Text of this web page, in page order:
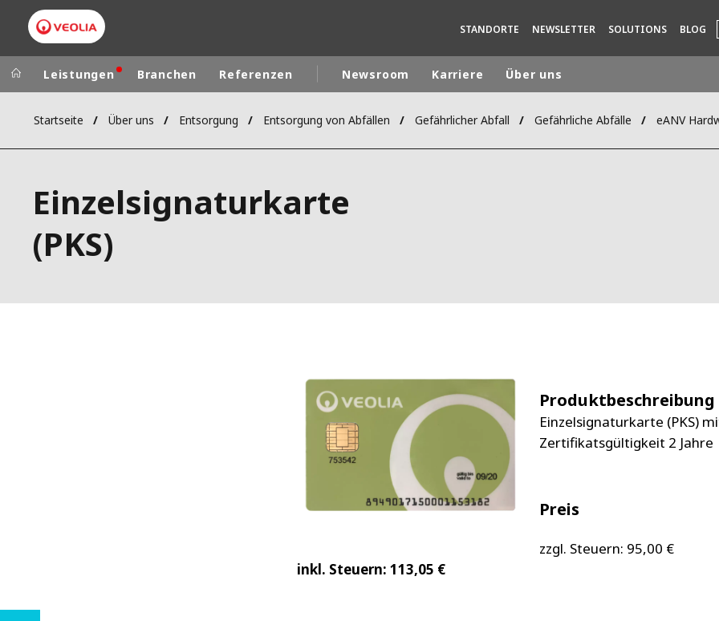
STANDORTE NEWSLETTER SOLUTIONS BLOG
Veolia Group
CAMPUS
FOUNDATION
INSTITUTE
In the world
ASIA
Leistungen Branchen Referenzen Newsroom Karriere Über uns
Startseite Über uns Entsorgung Entsorgung von Abfällen Gefährlicher Abfall Gefährliche Abfälle eANV
Einzelsignaturkarte
(PKS)
Produktbeschreibung
Einzelsignaturkarte (PKS)
Zertifikatsgültigkeit 2 Jahre
Preis
zzgl. Steuern: 95,00 €
inkl. Steuern: 113,05 €